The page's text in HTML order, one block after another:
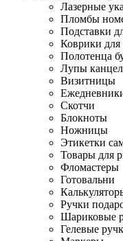
Лазерные
Пломбы
Подставки
Коврики для
Полотенца
Лупы
Визитницы
Скотчи
Блокноты
Ножницы
Этикетки
Товары для
Фломастеры
Готовальни
Ручки
Шариковые
Гелевые